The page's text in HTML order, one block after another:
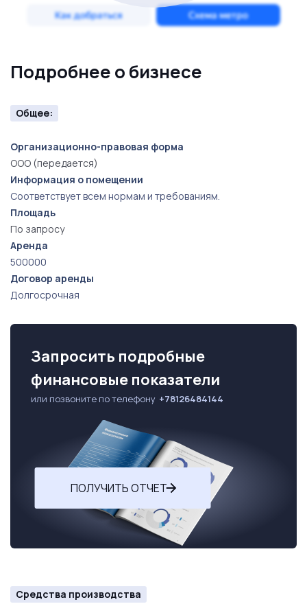
Подробнее о бизнесе
Общее:
Организационно-правовая форма
ООО (передается)
Информация о помещении
Соответствует всем нормам и требованиям.
Площадь
По запросу
Аренда
500000
Договор аренды
Долгосрочная
Запросить подробные
финансовые показатели
или позвоните по телефону +78126484144
ПОЛУЧИТЬ ОТЧЕТ
Средства производства